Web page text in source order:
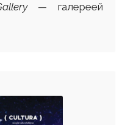
— галереей